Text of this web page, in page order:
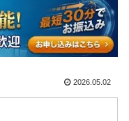
2026.05.02